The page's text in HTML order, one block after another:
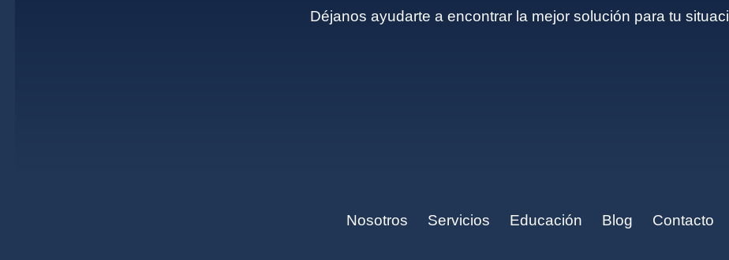
Déjanos ayudarte a encontrar la mejor solución para tu
Nosotros Servicios Educación Blog Contacto